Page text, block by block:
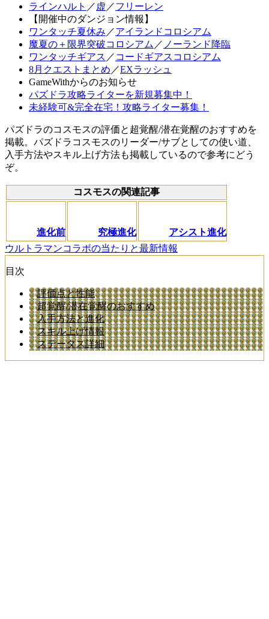
ラインハルト ／ 虚 ／フリーレン
【開催中のダンジョン情報】
ワンタッチ夏休み ／アイランドコロシアム
魔夏の＋限界突破コロシアム ／ ノーランド降臨
ワンタッチギアス ／ コードギアスコロシアム
8月クエストまとめ ／EXラッシュ
GameWithからのお知らせ
パズドラ攻略ライターを新規募集中！
未経験可&完全在宅！攻略ライター募集！
パズドラのコスモスの評価と超覚醒/潜在覚醒のおすすめを
掲載。パズドラコスモスのリーダー/サブとしての使い道、
入手方法やスキル上げ方法も掲載しているので参考にどう
ぞ。
コスモスの関連記事
進化前 究極進化
アシスト進化
ウルトラマンコラボの当たりと最新情報
目次
評価点と性能
超覚醒/潜在覚醒のおすすめ
入手方法と進化
スキル上げ情報
ステータス詳細